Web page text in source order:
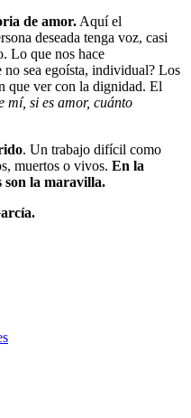
de amor. Aquí el
deseada tenga voz, casi
Lo que nos hace
no sea egoísta, individual? Los
que ver con la dignidad. El
mí, si es amor, cuánto
. Un trabajo difícil como
muertos o vivos. En la
son la maravilla.